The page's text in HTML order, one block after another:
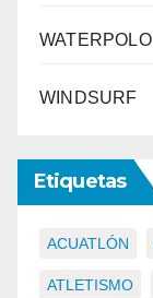
WATERPOLO
WINDSURF
Etiquetas
ACUATLÓN
ATLETISMO